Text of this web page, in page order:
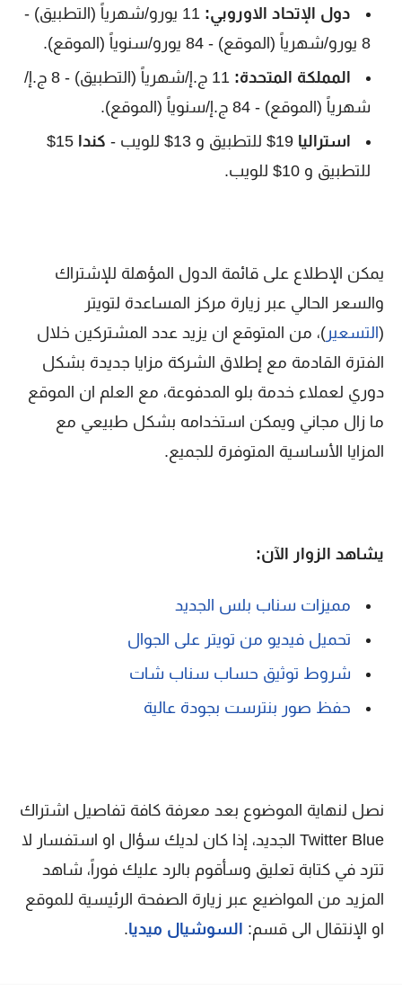
دول الإتحاد الاوروبي:
11 يورو/شهرياً (التطبيق) -
8 يورو/شهرياً (الموقع) - 84 يورو/سنوياً (الموقع).
المملكة المتحدة:
11 ج.إ/شهرياً (التطبيق) - 8 ج.إ/
شهرياً (الموقع) - 84 ج.إ/سنوياً (الموقع).
استراليا 19$ للتطبيق و 13$ للويب - كندا
15$
للتطبيق و 10$ للويب.
يمكن الإطلاع على قائمة الدول المؤهلة للإشتراك
والسعر الحالي عبر زيارة مركز المساعدة لتويتر
(التسعير )، من المتوقع ان يزيد عدد المشتركين خلال
الفترة القادمة مع إطلاق الشركة مزايا جديدة بشكل
دوري لعملاء خدمة بلو المدفوعة، مع العلم ان الموقع
ما زال مجاني ويمكن استخدامه بشكل طبيعي مع
المزايا الأساسية المتوفرة للجميع.
يشاهد الزوار الآن:
مميزات سناب بلس الجديد
تحميل فيديو من تويتر على الجوال
شروط توثيق حساب سناب شات
حفظ صور بنترست بجودة عالية
نصل لنهاية الموضوع بعد معرفة كافة تفاصيل اشتراك
Twitter Blue الجديد، إذا كان لديك سؤال او استفسار لا
تترد في كتابة تعليق وسأقوم بالرد عليك فوراً، شاهد
المزيد من المواضيع عبر زيارة الصفحة الرئيسية للموقع
او الإنتقال الى قسم: السوشيال ميديا.